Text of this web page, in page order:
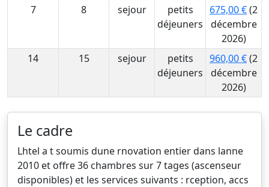
7
8 sejour
petits
déjeuners
675,00 €(2
décembre
2026)
14
15 sejour
petits
déjeuners
960,00 €(2
décembre
2026)
Le cadre
Lhtel a t soumis dune rnovation entier dans lanne
2010 et offre 36 chambres sur 7 tages (ascenseur
disponibles) et les services suivants : rception, accs